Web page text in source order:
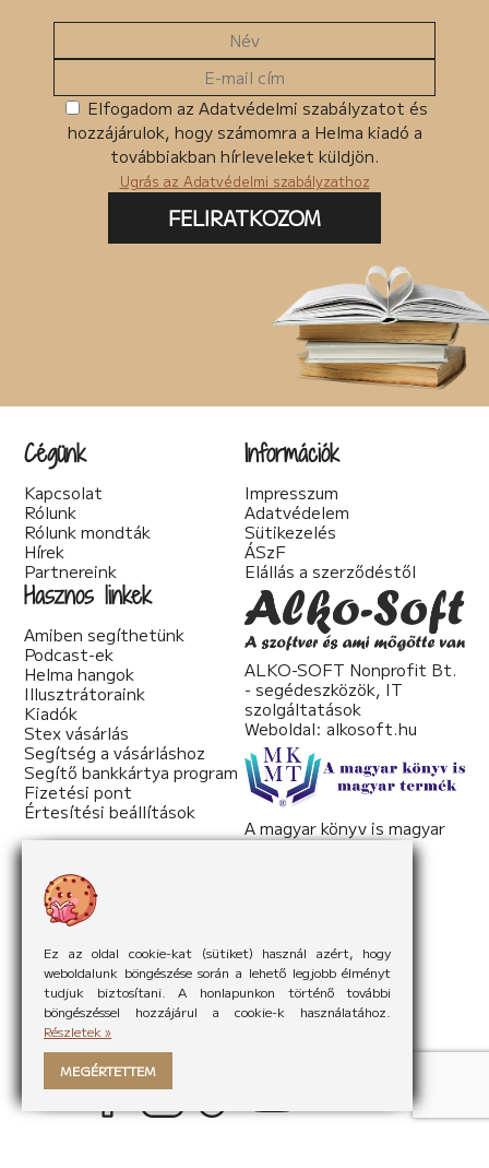
Ez az oldal cookie-kat (sütiket) használ azért, hogy
weboldalunk böngészése során a lehető legjobb élményt
tudjuk biztosítani. A honlapunkon történő további
böngészéssel hozzájárul a cookie-k használatához.
Részletek »
MEGÉRTETTEM
Elfogadom az Adatvédelmi szabályzatot és
hozzájárulok, hogy számomra a Helma kiadó a
továbbiakban hírleveleket küldjön.
Ugrás az Adatvédelmi szabályzathoz
FELIRATKOZOM
Cégünk
Kapcsolat
Rólunk
Rólunk mondták
Hírek
Partnereink
Információk
Impresszum
Adatvédelem
Sütikezelés
ÁSzF
Elállás a szerződéstől
Hasznos linkek
Amiben segíthetünk
Podcast-ek
Helma hangok
Illusztrátoraink
Kiadók
Stex vásárlás
Segítség a vásárláshoz
Segítő bankkártya program
Fizetési pont
Értesítési beállítások
ALKO-SOFT Nonprofit Bt.
- segédeszközök, IT
szolgáltatások
Weboldal: alkosoft.hu
A magyar könyv is magyar
termék